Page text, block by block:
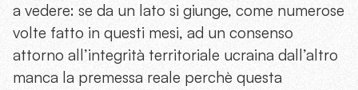
a vedere: se da un lato si giunge, come numerose
volte fatto in questi mesi, ad un consenso
attorno all’integrità territoriale ucraina dall’altro
manca la premessa reale perchè questa